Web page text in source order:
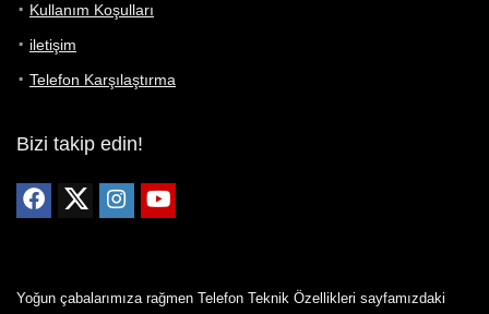
Kullanım Koşulları
iletişim
Telefon Karşılaştırma
Bizi takip edin!
Yoğun çabalarımıza rağmen Telefon Teknik Özellikleri sayfamızdaki